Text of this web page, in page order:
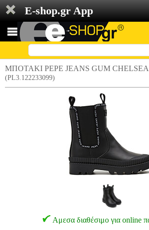
E-shop.gr App
ΜΠΟΤΑΚΙ PEPE JEANS GUM
(PL3.122233099)
Αμεσα διαθέσιμο για online